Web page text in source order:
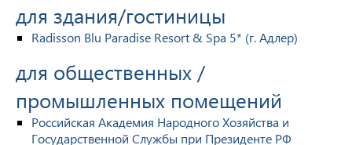
для здания/гостиницы
Radisson Blu Paradise Resort & Spa 5* (г. Адлер)
для общественных /
промышленных помещений
Российская Академия Народного Хозяйства и
Государственной Службы при Президенте РФ